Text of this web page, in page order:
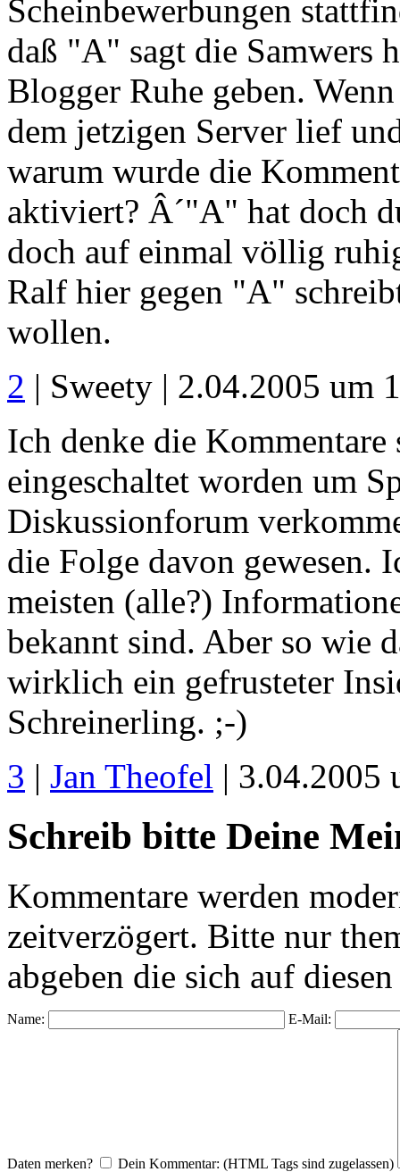
Scheinbewerbungen
daß "A" sagt die Samwers
Blogger Ruhe geben.
dem jetzigen Server lief
warum wurde die
aktiviert? Â´"A" hat doch
doch auf einmal völlig
Ralf hier gegen "A"
wollen.
2 | Sweety | 2.04.2005 um
Ich denke die
eingeschaltet worden um
Diskussionforum
die Folge davon gewesen.
meisten (alle?)
bekannt sind. Aber so wie
wirklich ein gefrusteter
Schreinerling. ;-)
3 | Jan Theofel | 3.04.2005
Schreib bitte Deine
Kommentare werden
zeitverzögert. Bitte nur
abgeben die sich auf
Name: E-Mail:
Daten merken? Dein Kommentar: (HTML Tags sind zugelassen)